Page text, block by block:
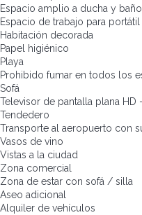
Espacio amplio a ducha y baño
Espacio de trabajo para portátil
Habitación decorada
Papel higiénico
Playa
Prohibido fumar en todos los
Sofá
Televisor de pantalla plana HD
Tendedero
Transporte al aeropuerto con
Vasos de vino
Vistas a la ciudad
Zona comercial
Zona de estar con sofá / silla
Aseo adicional
Alquiler de vehículos